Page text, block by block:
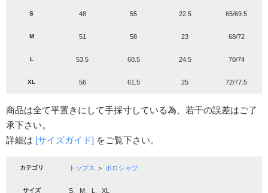
S 48 55 22.5 65/69.5
M 51 58 23 68/72
L 53.5 60.5 24.5 70/74
XL 56 61.5 25 72/77.5
商品は全て平置きにして手採寸している為、若干の誤差はご了
承下さい。
詳細は [サイズガイド] をご覧下さい。
カテゴリ トップス ＞ ポロシャツ
サイズ S、M、L、XL